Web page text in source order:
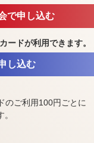
で申し込む
カードが利用できます。
し込む
のご利用100円ごとに